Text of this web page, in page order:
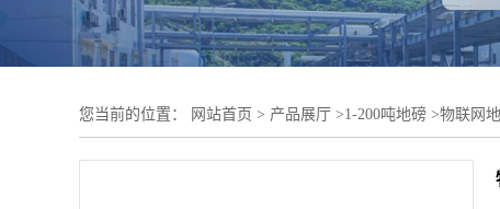
您当前的位置： 网站首页 > 产品展厅 >1-200吨地磅 >物联网